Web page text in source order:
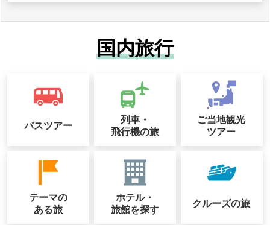
国内旅行
バスツアー
列車・
飛行機の旅
ご当地観光
ツアー
テーマの
ある旅
ホテル・
旅館を探す
クルーズの旅